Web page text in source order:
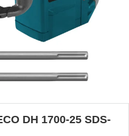
DH 1700-25 SDS-